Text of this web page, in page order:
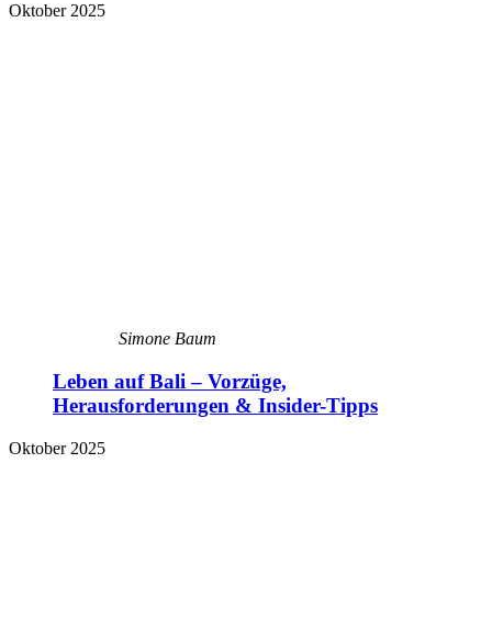
Oktober 2025
Simone Baum
Leben auf Bali – Vorzüge,
Herausforderungen & Insider-Tipps
Oktober 2025